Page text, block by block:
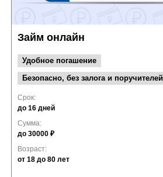
Займ онлайн
Удобное погашение
Безопасно, без залога и поручителей
Срок:
до 16 дней
Сумма:
до 30000 ₽
Возраст:
от 18 до 80 лет